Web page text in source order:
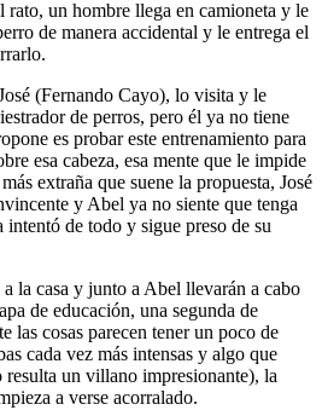
un hombre llega en camioneta y le
de manera accidental y le entrega el
(Fernando Cayo), lo visita y le
de perros, pero él ya no tiene
es probar este entrenamiento para
esa cabeza, esa mente que le impide
extraña que suene la propuesta, José
y Abel ya no siente que tenga
de todo y sigue preso de su
a la casa y junto a Abel llevarán a cabo
de educación, una segunda de
las cosas parecen tener un poco de
cada vez más intensas y algo que
resulta un villano impresionante), la
a verse acorralado.